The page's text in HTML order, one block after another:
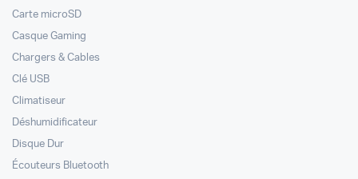
Carte microSD
Casque Gaming
Chargers & Cables
Clé USB
Climatiseur
Déshumidificateur
Disque Dur
Écouteurs Bluetooth